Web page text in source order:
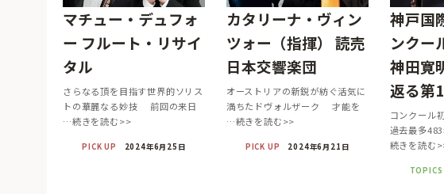
マチュー・デュフォ
ー フルート・リサイ
タル
さらなる頂を目指す世界的ソリス
トの華麗なる妙技 前回の来日
…続きを読む>>
PICK UP 2024年6月25日
カタリーナ・ヴィン
ツォー（指揮） 読売
日本交響楽団
オーストリアの新鋭が紡ぐ活気に
満ちたドヴォルザーク 才能を
…続きを読む>>
PICK UP 2024年6月21日
神戸国
ンクー
神田寛
返る第
コンクール
過去最多
続きを読む
TOPICS